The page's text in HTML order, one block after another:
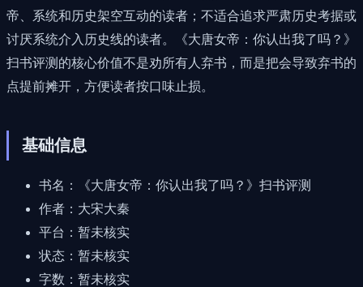
帝、系统和历史架空互动的读者；不适合追求严肃历史考据或
讨厌系统介入历史线的读者。《大唐女帝：你认出我了吗？》
扫书评测的核心价值不是劝所有人弃书，而是把会导致弃书的
点提前摊开，方便读者按口味止损。
基础信息
书名：《大唐女帝：你认出我了吗？》扫书评测
作者：大宋大秦
平台：暂未核实
状态：暂未核实
字数：暂未核实